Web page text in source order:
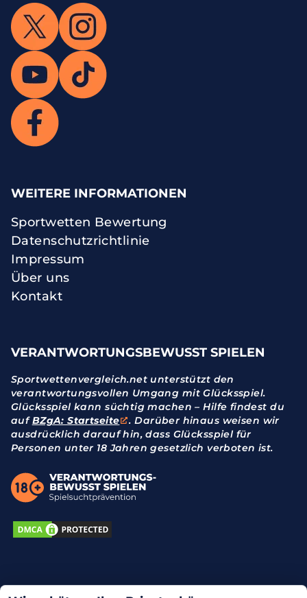
WEITERE INFORMATIONEN
Sportwetten Bewertung
Datenschutzrichtlinie
Impressum
Über uns
Kontakt
VERANTWORTUNGSBEWUSST SPIELEN
Sportwettenvergleich.net unterstützt den
verantwortungsvollen Umgang mit Glücksspiel.
Glücksspiel kann süchtig machen – Hilfe findest du
aufBZgA: Startseite
. Darüber hinaus weisen wir
ausdrücklich darauf hin, dass Glücksspiel für
Personen unter 18 Jahren gesetzlich verboten ist.